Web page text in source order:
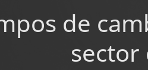
de
sector